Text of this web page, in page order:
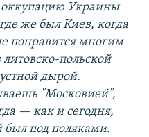
Украины
же был Киев, когда
понравится многим
польской
дырой.
"Московией",
— как и сегодня,
под поляками.